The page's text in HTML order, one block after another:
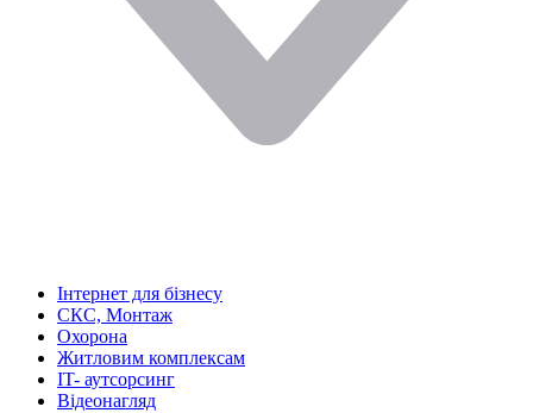
Інтернет для бізнесу
СКС, Монтаж
Охорона
Житловим комплексам
IT- аутсорсинг
Відеонагляд